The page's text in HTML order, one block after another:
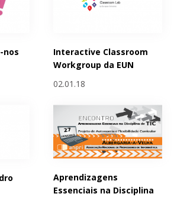
nos
Interactive Classroom
Workgroup da EUN
02.01.18
Aprendizagens
Essenciais na Disciplina